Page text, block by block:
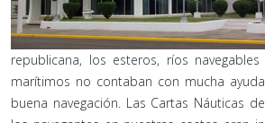
republicana, los esteros, ríos
marítimos no contaban con mucha
buena navegación. Las Cartas Náuticas